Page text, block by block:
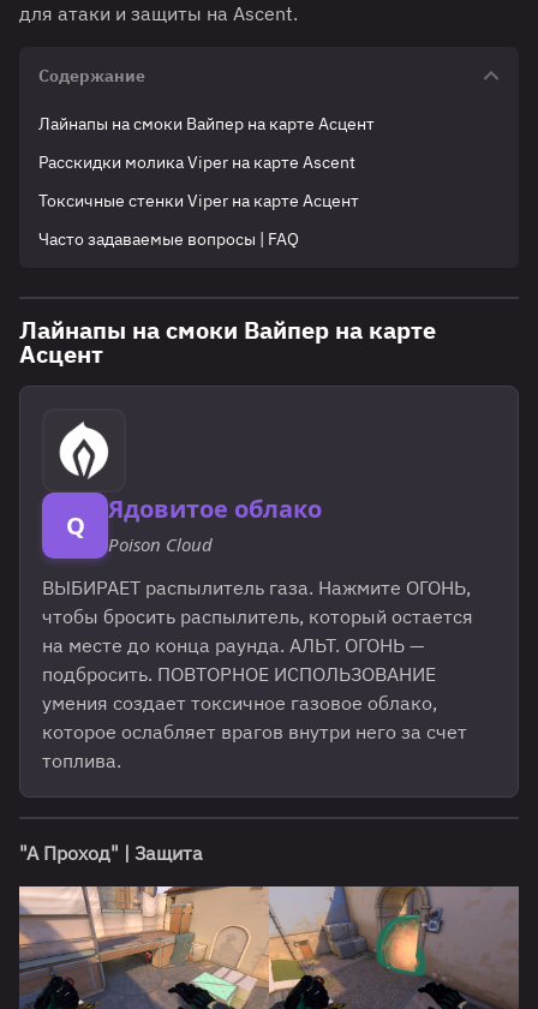
для атаки и защиты на Ascent.
Содержание
Лайнапы на смоки Вайпер на карте Асцент
Расскидки молика Viper на карте Ascent
Токсичные стенки Viper на карте Асцент
Часто задаваемые вопросы | FAQ
Лайнапы на смоки Вайпер на карте
Асцент
Q Ядовитое облако
Poison Cloud
ВЫБИРАЕТ распылитель газа. Нажмите ОГОНЬ,
чтобы бросить распылитель, который остается
на месте до конца раунда. АЛЬТ. ОГОНЬ —
подбросить. ПОВТОРНОЕ ИСПОЛЬЗОВАНИЕ
умения создает токсичное газовое облако,
которое ослабляет врагов внутри него за счет
топлива.
"А Проход" | Защита